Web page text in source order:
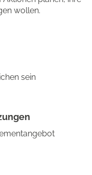
wollen.
sein